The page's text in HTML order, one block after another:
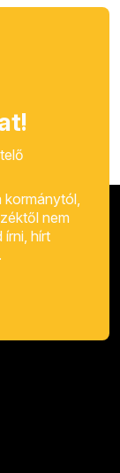
nem
írni, hírt